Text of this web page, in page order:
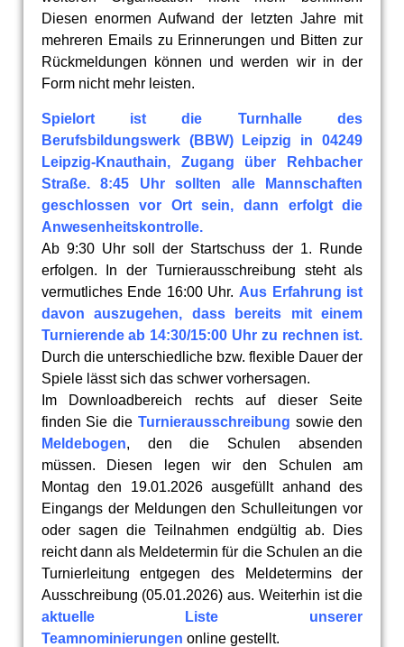
Diesen enormen Aufwand der letzten Jahre mit
mehreren Emails zu Erinnerungen und Bitten zur
Rückmeldungen können und werden wir in der
Form nicht mehr leisten.
Spielort ist die Turnhalle des
Berufsbildungswerk (BBW) Leipzig in 04249
Leipzig-Knauthain, Zugang über Rehbacher
Straße.8:45 Uhr sollten alle Mannschaften
geschlossen vor Ort sein, dann erfolgt die
Anwesenheitskontrolle.
Ab 9:30 Uhr soll der Startschuss der 1. Runde
erfolgen. In der Turnierausschreibung steht als
vermutliches Ende 16:00 Uhr. Aus Erfahrung ist
davon auszugehen, dass bereits mit einem
Turnierende ab 14:30/15:00 Uhr zu rechnen ist.
Durch die unterschiedliche bzw. flexible Dauer der
Spiele lässt sich das schwer vorhersagen.
Im Downloadbereich rechts auf dieser Seite
finden Sie die Turnierausschreibung sowie den
Meldebogen, den die Schulen absenden
müssen. Diesen legen wir den Schulen am
Montag den 19.01.2026 ausgefüllt anhand des
Eingangs der Meldungen den Schulleitungen vor
oder sagen die Teilnahmen endgültig ab. Dies
reicht dann als Meldetermin für die Schulen an die
Turnierleitung entgegen des Meldetermins der
Ausschreibung (05.01.2026) aus. Weiterhin ist die
aktuelle Liste unserer
Teamnominierungen online gestellt.